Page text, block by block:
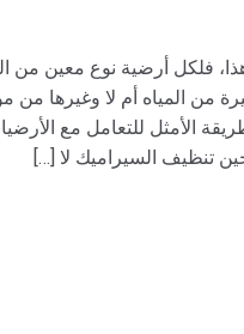
فلكل أرضية نوع معين من
من المياه أم لا وغيرها من
الأمثل للتعامل مع
تنظيف السيراميك لا […]